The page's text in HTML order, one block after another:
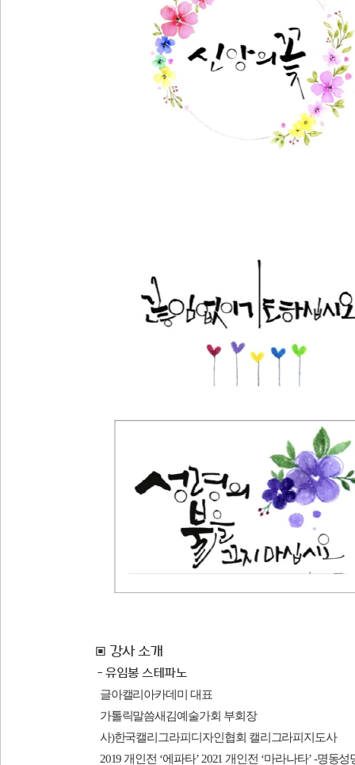
▣ 강사 소개
- 유임봉 스테파노
글아캘리아카데미 대표
가톨릭말씀새김예술가회 부회장
사)한국캘리그라피디자인협회 캘리그라피지도사
2019 개인전 ‘에파타’ 2021 개인전 ‘마라나타’ -명동성